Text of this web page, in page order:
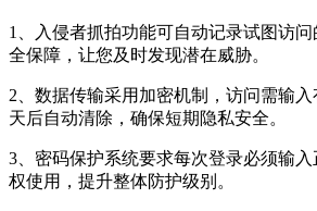
1、入侵者抓拍功能可自动记录试图访
全保障，让您及时发现潜在威胁。
2、数据传输采用加密机制，访问需输
天后自动清除，确保短期隐私安全。
3、密码保护系统要求每次登录必须输
权使用，提升整体防护级别。